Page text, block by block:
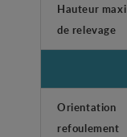
Hauteur maxi
de relevage
Orientation
refoulement